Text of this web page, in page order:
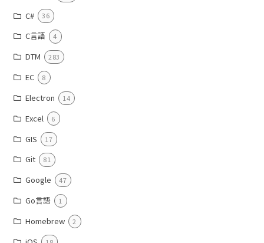
C# 36
C言語 4
DTM 283
EC 8
Electron 14
Excel 6
GIS 17
Git 81
Google 47
Go言語 1
Homebrew 2